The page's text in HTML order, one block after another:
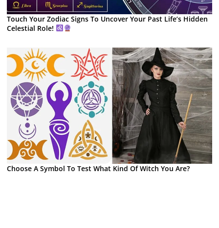
Touch Your Zodiac Signs To Uncover Your Past Life’s Hidden
Celestial Role!
Choose A Symbol To Test What Kind Of Witch You Are?